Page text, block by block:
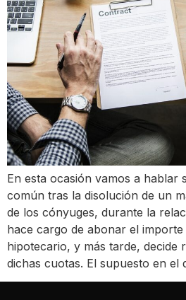
En esta ocasión vamos a hablar
común tras la disolución de un
de los cónyuges, durante la
hace cargo de abonar el
hipotecario, y más tarde, decide
dichas cuotas. El supuesto en